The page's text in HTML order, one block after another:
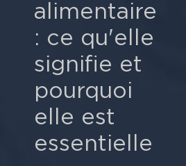
alimentaire
: ce qu'elle
signifie et
pourquoi
elle est
essentielle